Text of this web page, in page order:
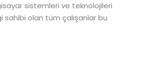
sistemleri ve teknolojileri
sahibi olan tüm çalışanlar bu